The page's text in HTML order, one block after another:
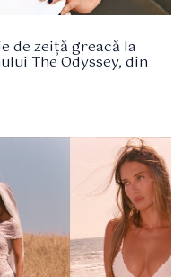
de zeiță greacă la
The Odyssey, din